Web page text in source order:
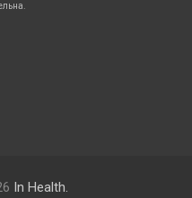
In Health.